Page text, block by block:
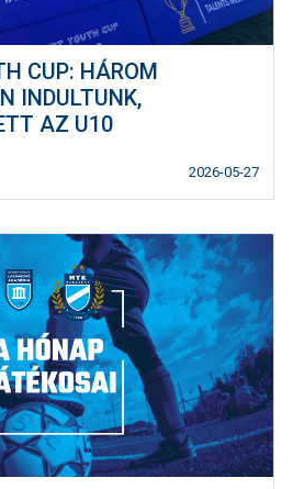
CUP: HÁROM
INDULTUNK,
AZ U10
2026-05-27